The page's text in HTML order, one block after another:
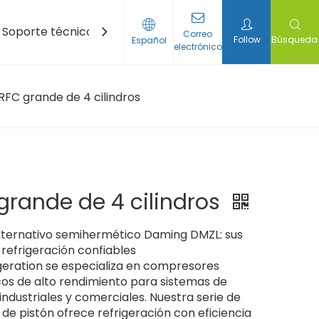
Soporte técnico Noticias Contáctenos
Español
Correo
electrónico
Follow Búsqueda
grande de 4 cilindros
de 4 cilindros
semihermético Daming DMZL: sus
confiables
se especializa en compresores
de alto rendimiento para sistemas de
y comerciales. Nuestra serie de
pistón ofrece refrigeración con eficiencia